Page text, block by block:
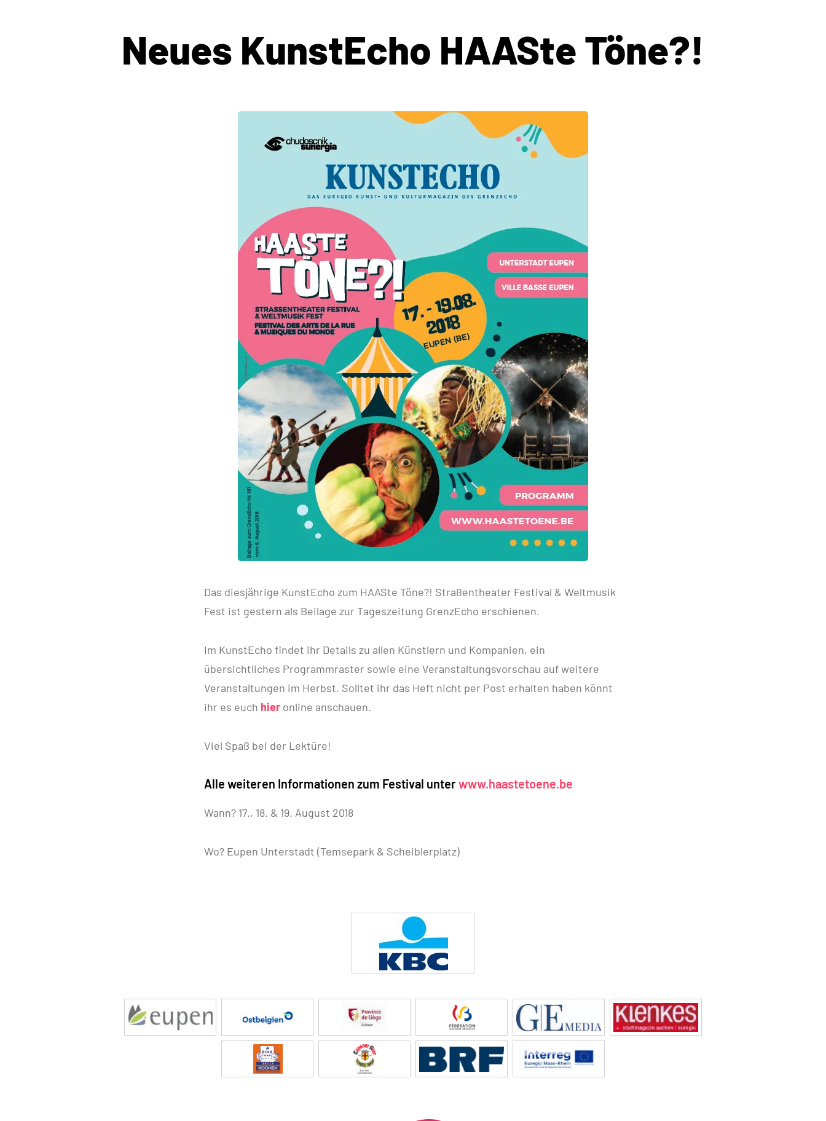
Neues KunstEcho HAASte Töne?!
Das diesjährige KunstEcho zum HAASte Töne?! Straßentheater Festival & Weltmusik
Fest ist gestern als Beilage zur Tageszeitung GrenzEcho erschienen.
Im KunstEcho findet ihr Details zu allen Künstlern und Kompanien, ein
übersichtliches Programmraster sowie eine Veranstaltungsvorschau auf weitere
Veranstaltungen im Herbst. Solltet ihr das Heft nicht per Post erhalten haben könnt
ihr es euch hier online anschauen.
Viel Spaß bei der Lektüre!
Alle weiteren Informationen zum Festival unterwww.haastetoene.be
Wann? 17., 18. & 19. August 2018
Wo? Eupen Unterstadt (Temsepark & Scheiblerplatz)